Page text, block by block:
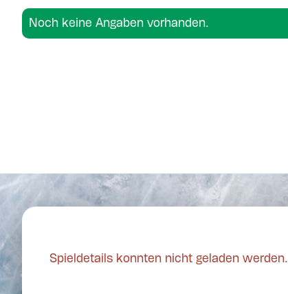
Noch keine Angaben vorhanden.
Spieldetails konnten nicht geladen werden.